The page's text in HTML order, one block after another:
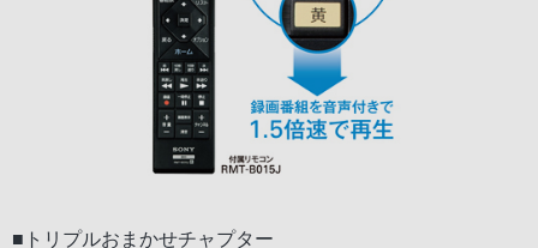
■トリプルおまかせチャプター